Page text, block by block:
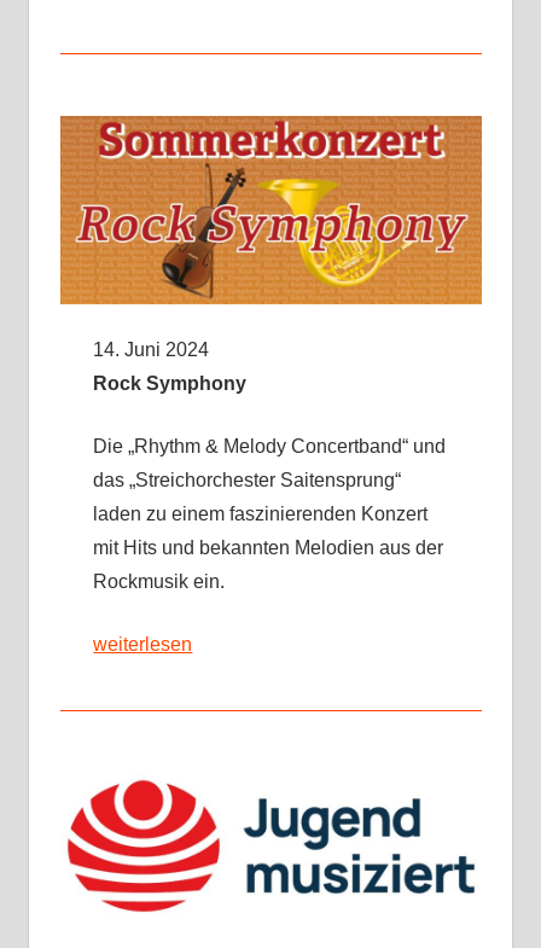
14. Juni 2024
Rock Symphony
Die „Rhythm & Melody Concertband“ und
das „Streichorchester Saitensprung“
laden zu einem faszinierenden Konzert
mit Hits und bekannten Melodien aus der
Rockmusik ein.
weiterlesen